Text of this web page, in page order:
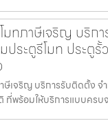
มทภาษีเจริญ บริก
ประตูรีโมท ประตู
ษีเจริญ บริการรับติดตั้ง จ
ที่พร้อมให้บริการแบบครบ